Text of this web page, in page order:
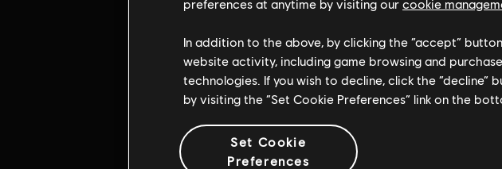
preferences at anytime by visiting our cookie
In addition to the above, by clicking the “accept”
website activity, including game browsing and
technologies. If you wish to decline, click the “decline”
by visiting the “Set Cookie Preferences” link on the
Set Cookie
Preferences